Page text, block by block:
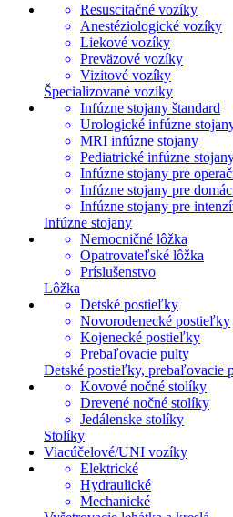
Resuscitačné vozíky
Anestéziologické vozíky
Liekové vozíky
Preväzové vozíky
Vizitové vozíky
Špecializované vozíky
Infúzne stojany štandard
Urologické infúzne
MRI infúzne stojany
Pediatrické infúzne
Infúzne stojany pre
Infúzne stojany pre
Infúzne stojany pre
Infúzne stojany
Nemocničné lôžka
Opatrovateľské lôžka
Príslušenstvo
Lôžka
Detské postieľky
Novorodenecké postieľky
Kojenecké postieľky
Prebaľovacie pulty
Detské postieľky, prebaľovacie
Kovové nočné stolíky
Drevené nočné stolíky
Jedálenske stolíky
Stolíky
Viacúčelové/UNI vozíky
Elektrické
Hydraulické
Mechanické